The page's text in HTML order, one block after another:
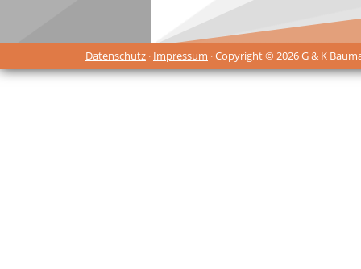
Datenschutz · Impressum · Copyright © 2026 G & K